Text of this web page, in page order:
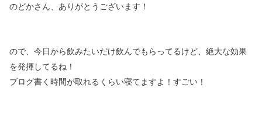
のどかさん、ありがとうございます！
ので、今日から飲みたいだけ飲んでもらってるけど、絶大な効果
を発揮してるね！
ブログ書く時間が取れるくらい寝てますよ！すごい！